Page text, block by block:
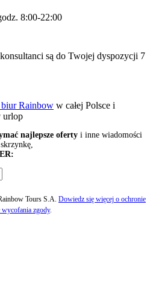
8:00-22:00
są do Twojej dyspozycji 7
biur Rainbow w całej Polsce i
urlop
najlepsze oferty i inne wiadomości
Tours S.A. Dowiedz się więcej o ochronie
zgody.